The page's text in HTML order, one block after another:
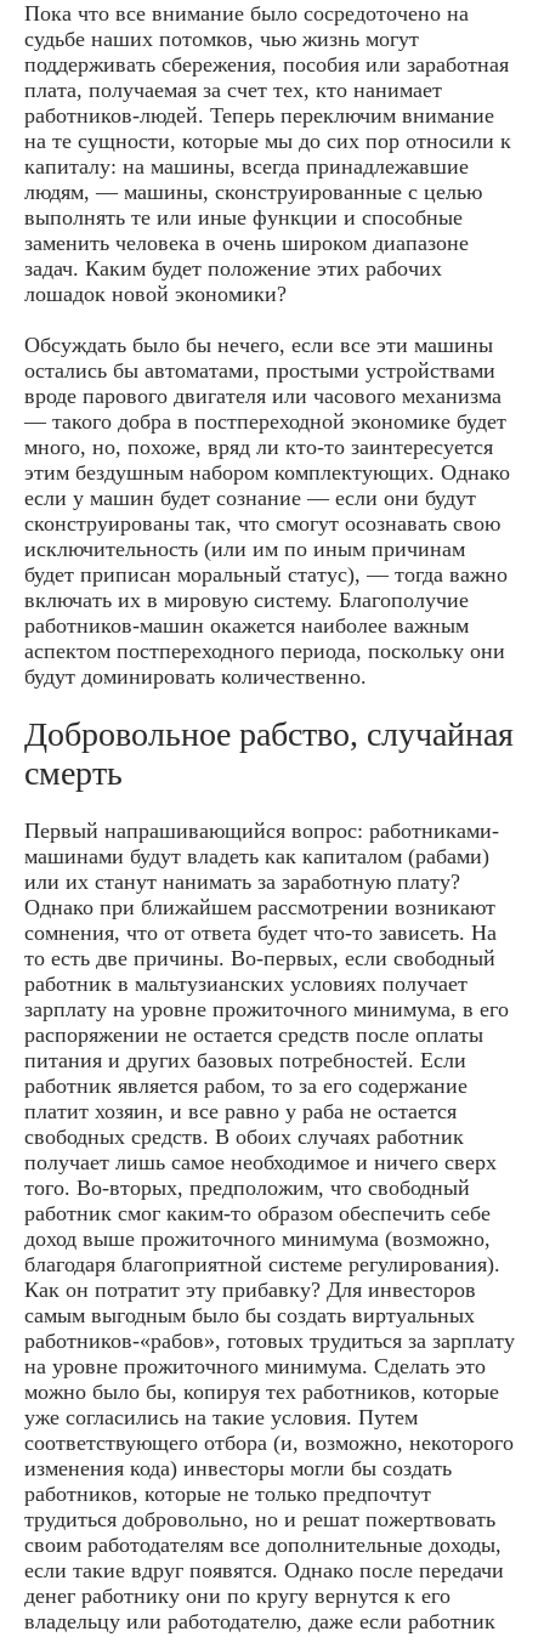
Пока что все внимание было сосредоточено на
судьбе наших потомков, чью жизнь могут
поддерживать сбережения, пособия или заработная
плата, получаемая за счет тех, кто нанимает
работников-людей. Теперь переключим внимание
на те сущности, которые мы до сих пор относили к
капиталу: на машины, всегда принадлежавшие
людям, — машины, сконструированные с целью
выполнять те или иные функции и способные
заменить человека в очень широком диапазоне
задач. Каким будет положение этих рабочих
лошадок новой экономики?
Обсуждать было бы нечего, если все эти машины
остались бы автоматами, простыми устройствами
вроде парового двигателя или часового механизма
— такого добра в постпереходной экономике будет
много, но, похоже, вряд ли кто-то заинтересуется
этим бездушным набором комплектующих. Однако
если у машин будет сознание — если они будут
сконструированы так, что смогут осознавать свою
исключительность (или им по иным причинам
будет приписан моральный статус), — тогда важно
включать их в мировую систему. Благополучие
работников-машин окажется наиболее важным
аспектом постпереходного периода, поскольку они
будут доминировать количественно.
Добровольное рабство, случайная
смерть
Первый напрашивающийся вопрос: работниками-
машинами будут владеть как капиталом (рабами)
или их станут нанимать за заработную плату?
Однако при ближайшем рассмотрении возникают
сомнения, что от ответа будет что-то зависеть. На
то есть две причины. Во-первых, если свободный
работник в мальтузианских условиях получает
зарплату на уровне прожиточного минимума, в его
распоряжении не остается средств после оплаты
питания и других базовых потребностей. Если
работник является рабом, то за его содержание
платит хозяин, и все равно у раба не остается
свободных средств. В обоих случаях работник
получает лишь самое необходимое и ничего сверх
того. Во-вторых, предположим, что свободный
работник смог каким-то образом обеспечить себе
доход выше прожиточного минимума (возможно,
благодаря благоприятной системе регулирования).
Как он потратит эту прибавку? Для инвесторов
самым выгодным было бы создать виртуальных
работников-«рабов», готовых трудиться за зарплату
на уровне прожиточного минимума. Сделать это
можно было бы, копируя тех работников, которые
уже согласились на такие условия. Путем
соответствующего отбора (и, возможно, некоторого
изменения кода) инвесторы могли бы создать
работников, которые не только предпочтут
трудиться добровольно, но и решат пожертвовать
своим работодателям все дополнительные доходы,
если такие вдруг появятся. Однако после передачи
денег работнику они по кругу вернутся к его
владельцу или работодателю, даже если работник